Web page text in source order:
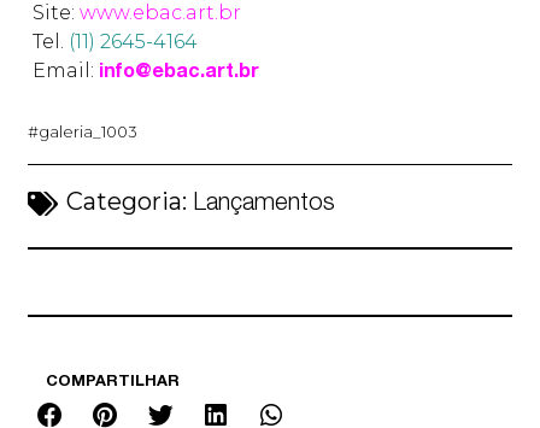
Site:www.ebac.art.br
Tel. (11) 2645-4164
Email: info@ebac.art.br
#galeria_1003
Categoria: Lançamentos
COMPARTILHAR